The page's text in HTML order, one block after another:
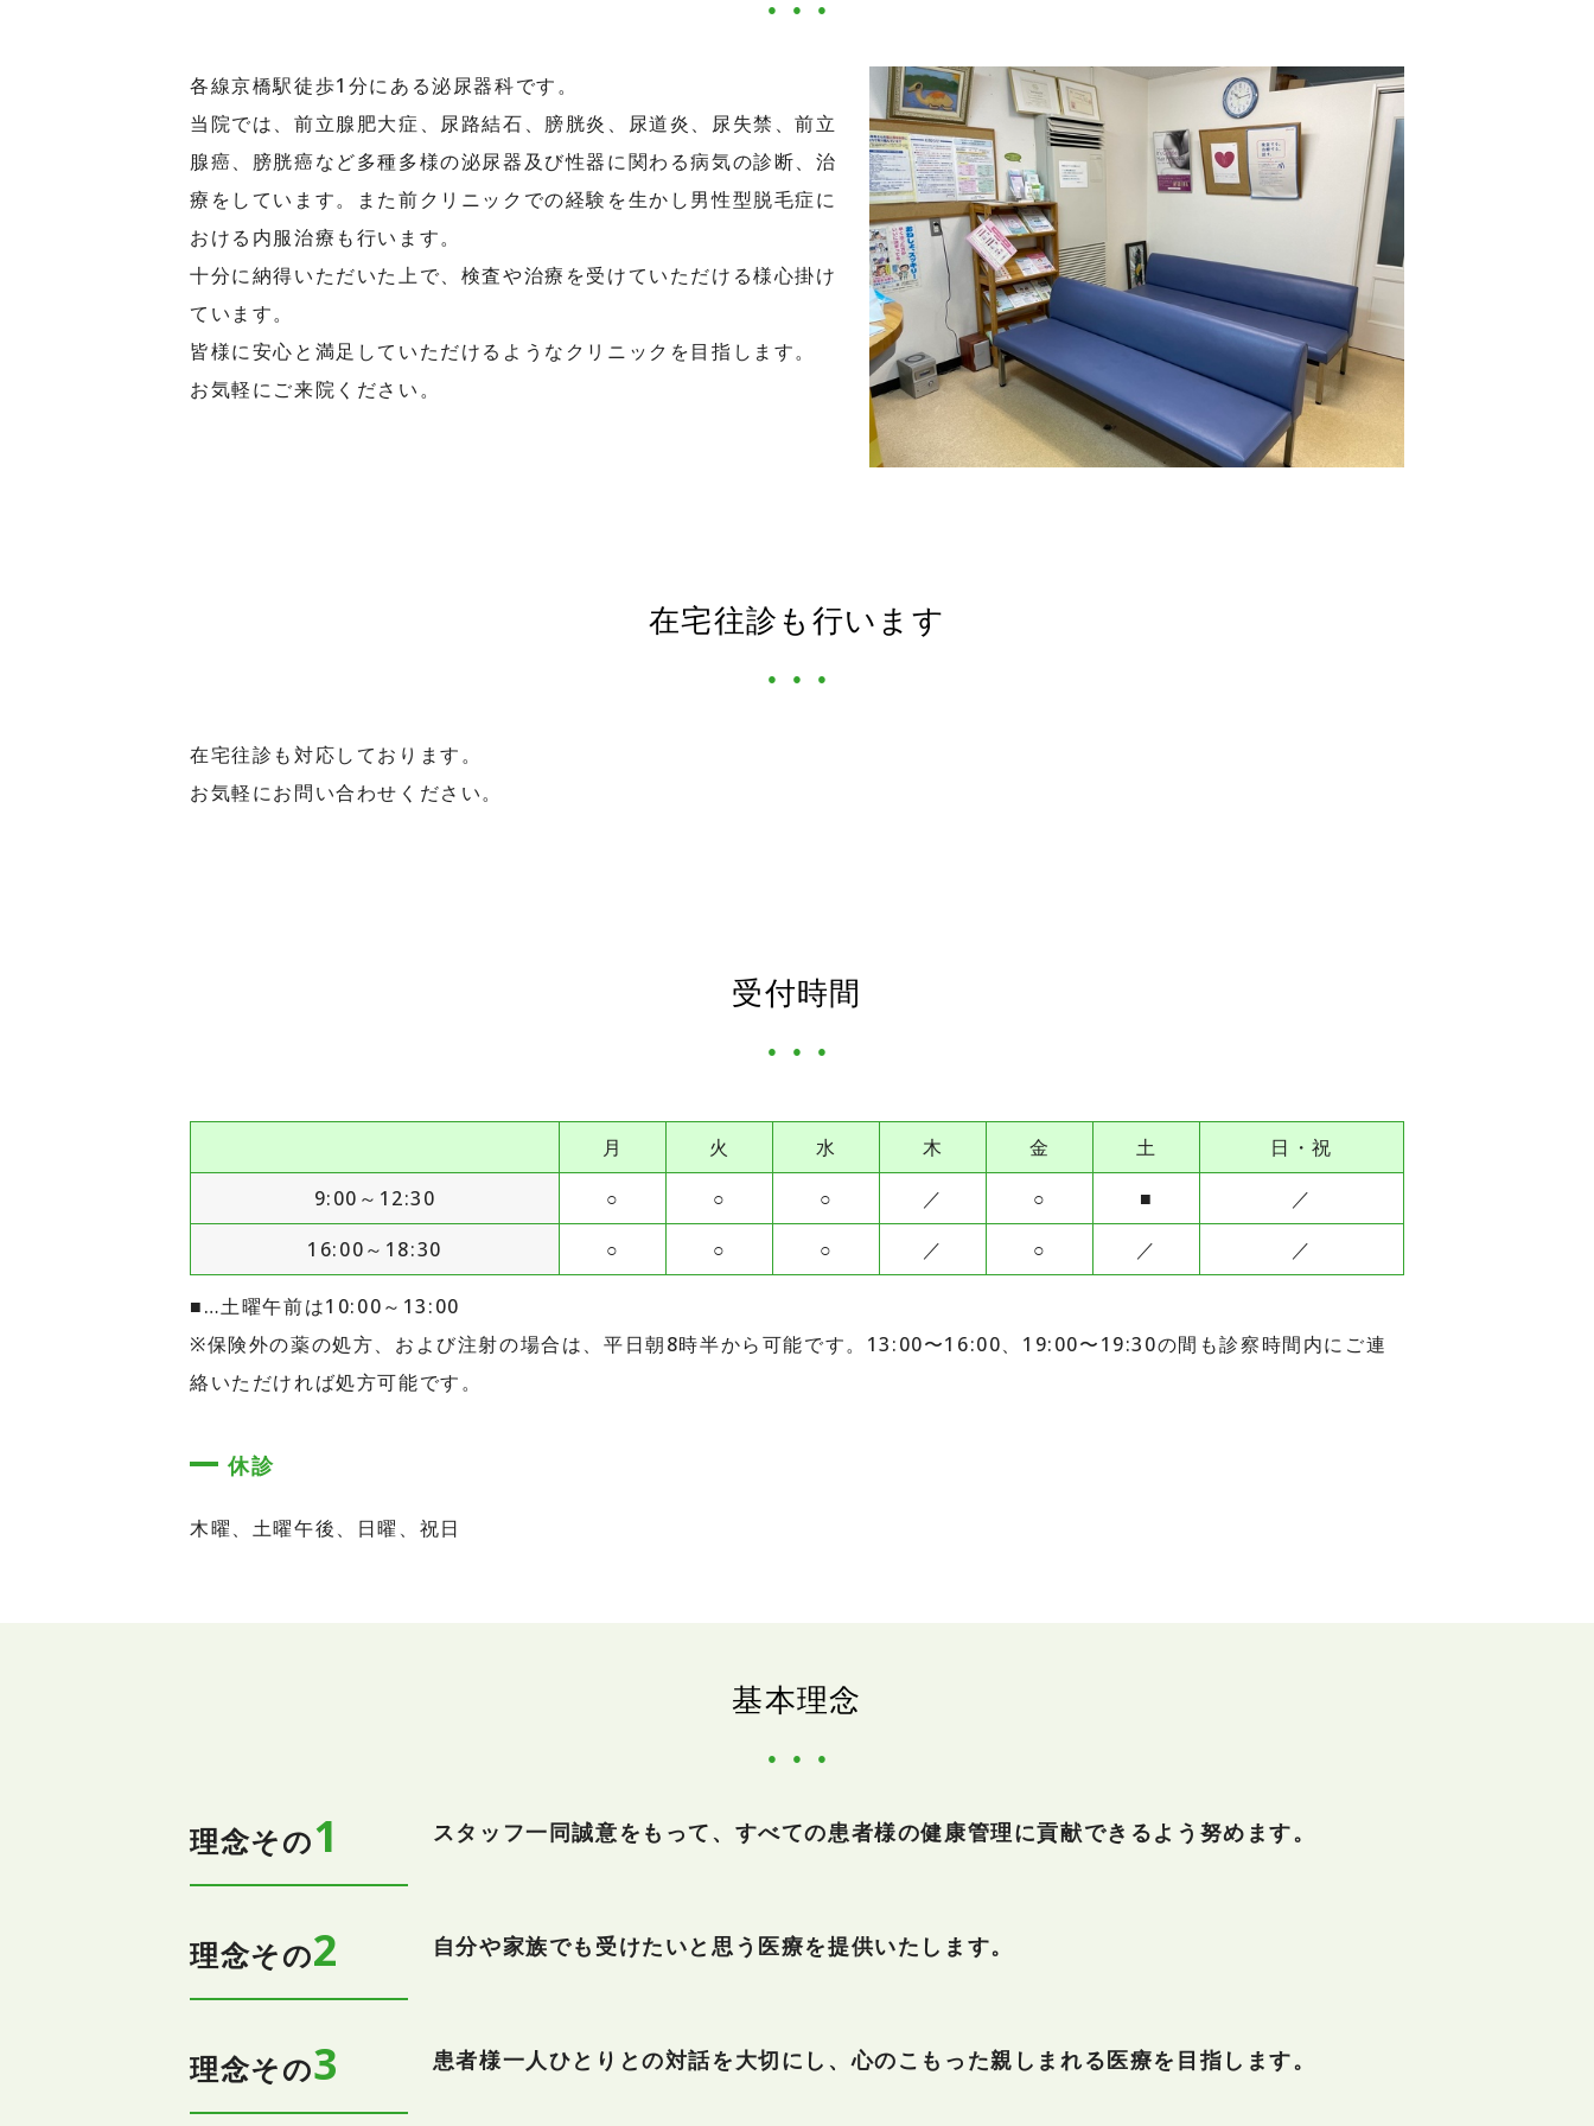
各線京橋駅徒歩1分にある泌尿器科です。
当院では、前立腺肥大症、尿路結石、膀胱炎、尿道炎、尿失禁、前立
腺癌、膀胱癌など多種多様の泌尿器及び性器に関わる病気の診断、治
療をしています。また前クリニックでの経験を生かし男性型脱毛症に
おける内服治療も行います。
十分に納得いただいた上で、検査や治療を受けていただける様心掛け
ています。
皆様に安心と満足していただけるようなクリニックを目指します。
お気軽にご来院ください。
在宅往診も行います
在宅往診も対応しております。
お気軽にお問い合わせください。
受付時間
月 火 水 木 金 土
日・祝
9:00～12:30
○ ○ ○ ／ ○ ■
／
16:00～18:30
○ ○ ○ ／ ○ ／ ／
■…土曜午前は10:00～13:00
※保険外の薬の処方、および注射の場合は、平日朝8時半から可能です。13:00〜16:00、19:00〜19:30の間も診察時間内にご連
絡いただければ処方可能です。
休診
木曜、土曜午後、日曜、祝日
基本理念
理念その1 スタッフ一同誠意をもって、すべての患者様の健康管理に貢献できるよう努めます。
理念その2 自分や家族でも受けたいと思う医療を提供いたします。
理念その3 患者様一人ひとりとの対話を大切にし、心のこもった親しまれる医療を目指します。